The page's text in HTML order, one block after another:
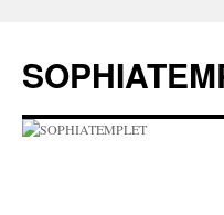
innehåll